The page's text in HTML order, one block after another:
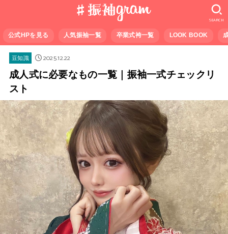
公式HPを見る 人気振袖一覧 卒業式袴一覧 LOOK BOOK
SEARCH
豆知識
2025.12.22
成人式に必要なもの一覧｜振袖一式チェックリ
スト